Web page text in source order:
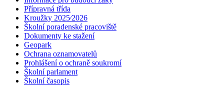
Přípravná třída
Kroužky 2025⁄2026
Školní poradenské pracoviště
Dokumenty ke stažení
Geopark
Ochrana oznamovatelů
Prohlášení o ochraně soukromí
Školní parlament
Školní časopis